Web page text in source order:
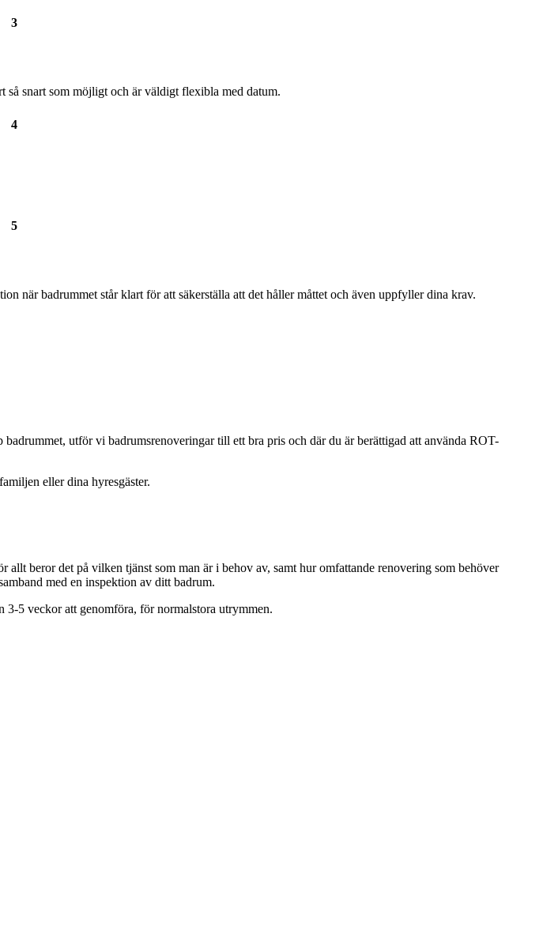
3
så snart som möjligt och är väldigt flexibla med datum.
4
5
när badrummet står klart för att säkerställa att det håller måttet och även uppfyller dina krav.
utför vi badrumsrenoveringar till ett bra pris och där du är berättigad att använda ROT-
eller dina hyresgäster.
beror det på vilken tjänst som man är i behov av, samt hur omfattande renovering som behöver
med en inspektion av ditt badrum.
3-5 veckor att genomföra, för normalstora utrymmen.